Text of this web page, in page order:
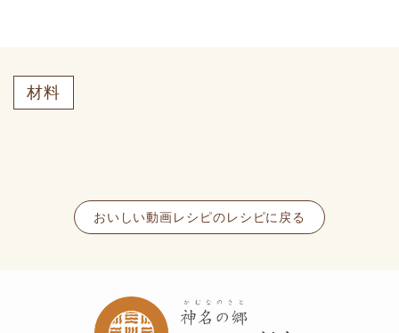
材料
おいしい動画レシピのレシピに戻る